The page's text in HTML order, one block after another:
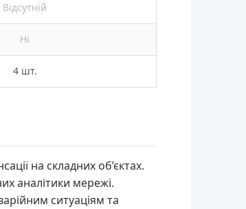
Відсутній
Ні
4 шт.
на складних об’єктах.
аналітики мережі.
ситуаціям та